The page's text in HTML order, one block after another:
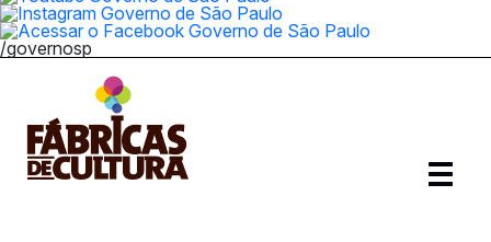
/governosp